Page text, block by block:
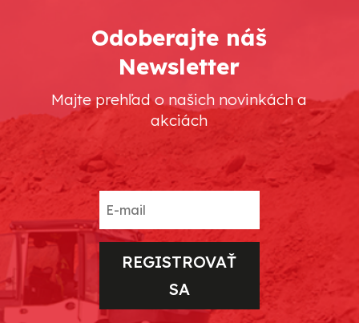
Odoberajte náš
Newsletter
Majte prehľad o našich novinkách a
akciách
REGISTROVAŤ
SA